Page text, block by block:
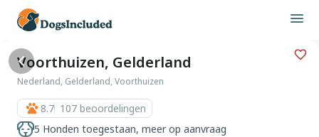
Voorthuizen, Gelderland
Nederland, Gelderland, Voorthuizen
8.7 107 beoordelingen
5 Honden toegestaan, meer op aanvraag